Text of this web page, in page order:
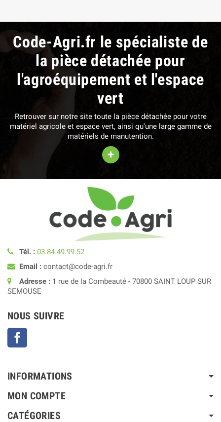
Code-Agri.fr le spécialiste de
la pièce détachée pour
l'agroéquipement et l'espace
vert
Retrouver sur notre site toute la pièce détachée pour votre
matériel agricole et espace vert, ainsi qu'une large gamme de
matériels de manutention.
+
Tél. : 03.84.49.99.52
Email : contact@code-agri.fr
Adresse : 1 rue de la Combeauté - 70800 SAINT LOUP SUR
SEMOUSE
NOUS SUIVRE
INFORMATIONS
MON COMPTE
CATÉGORIES